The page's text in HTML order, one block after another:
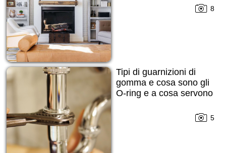
8
Tipi di guarnizioni di
gomma e cosa sono gli
O-ring e a cosa servono
5